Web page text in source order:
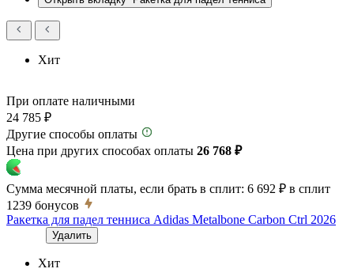
Хит
При оплате наличными
24 785 ₽
Другие способы оплаты
Цена при других способах оплаты 26 768 ₽
Сумма месячной платы, если брать в сплит: 6 692 ₽ в сплит
1239 бонусов
Ракетка для падел тенниса Adidas Metalbone Carbon Ctrl 2026
Удалить
Хит